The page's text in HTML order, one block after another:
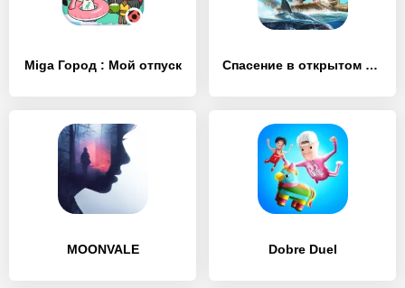
Miga Город : Мой отпуск Спасение в открытом море
MOONVALE Dobre Duel